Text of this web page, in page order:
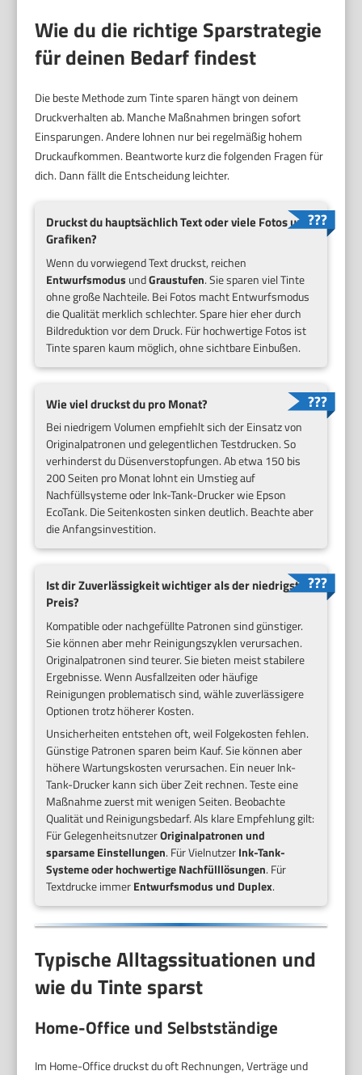
Wie du die richtige Sparstrategie
für deinen Bedarf findest
Die beste Methode zum Tinte sparen hängt von deinem
Druckverhalten ab. Manche Maßnahmen bringen sofort
Einsparungen. Andere lohnen nur bei regelmäßig hohem
Druckaufkommen. Beantworte kurz die folgenden Fragen für
dich. Dann fällt die Entscheidung leichter.
Druckst du hauptsächlich Text oder viele Fotos und
Grafiken?
Wenn du vorwiegend Text druckst, reichen
Entwurfsmodus undGraustufen. Sie sparen viel Tinte
ohne große Nachteile. Bei Fotos macht Entwurfsmodus
die Qualität merklich schlechter. Spare hier eher durch
Bildreduktion vor dem Druck. Für hochwertige Fotos ist
Tinte sparen kaum möglich, ohne sichtbare Einbußen.
Wie viel druckst du pro Monat?
Bei niedrigem Volumen empfiehlt sich der Einsatz von
Originalpatronen und gelegentlichen Testdrucken. So
verhinderst du Düsenverstopfungen. Ab etwa 150 bis
200 Seiten pro Monat lohnt ein Umstieg auf
Nachfüllsysteme oder Ink-Tank-Drucker wie Epson
EcoTank. Die Seitenkosten sinken deutlich. Beachte aber
die Anfangsinvestition.
Ist dir Zuverlässigkeit wichtiger als der niedrigste
Preis?
Kompatible oder nachgefüllte Patronen sind günstiger.
Sie können aber mehr Reinigungszyklen verursachen.
Originalpatronen sind teurer. Sie bieten meist stabilere
Ergebnisse. Wenn Ausfallzeiten oder häufige
Reinigungen problematisch sind, wähle zuverlässigere
Optionen trotz höherer Kosten.
Unsicherheiten entstehen oft, weil Folgekosten fehlen.
Günstige Patronen sparen beim Kauf. Sie können aber
höhere Wartungskosten verursachen. Ein neuer Ink-
Tank-Drucker kann sich über Zeit rechnen. Teste eine
Maßnahme zuerst mit wenigen Seiten. Beobachte
Qualität und Reinigungsbedarf. Als klare Empfehlung gilt:
Für GelegenheitsnutzerOriginalpatronen und
sparsame Einstellungen. Für VielnutzerInk-Tank-
Systeme oder hochwertige Nachfülllösungen. Für
Textdrucke immerEntwurfsmodus und Duplex.
Typische Alltagssituationen und
wie du Tinte sparst
Home-Office und Selbstständige
Im Home-Office druckst du oft Rechnungen, Verträge und